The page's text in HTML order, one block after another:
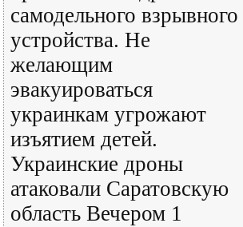
самодельного взрывного
устройства. Не
желающим
эвакуироваться
украинкам угрожают
изъятием детей.
Украинские дроны
атаковали Саратовскую
область Вечером 1